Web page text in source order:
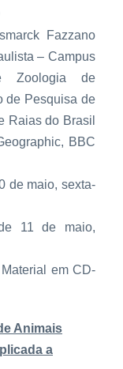
Fazzano
– Campus
Zoologia de
de Pesquisa de
Raias do Brasil
BBC
de maio, sexta-
11 de maio,
em CD-
Animais
a